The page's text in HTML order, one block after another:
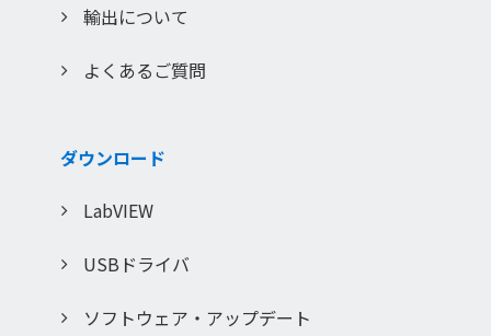
輸出について
よくあるご質問
ダウンロード
LabVIEW
USBドライバ
ソフトウェア・アップデート